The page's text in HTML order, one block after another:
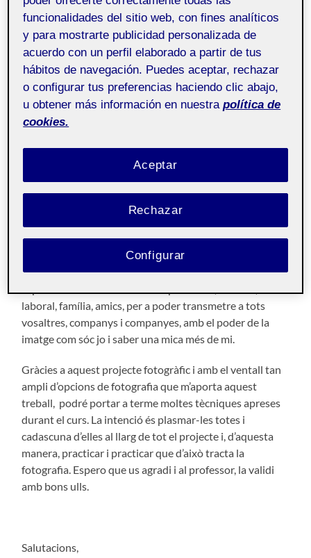
Taller de fotografia
aula 1
Pública
Bona tarda, companys/es
Després d’estar llegint diferents projectes, agafant idees
i, donant voltes dins del meu cap sobre com enfocar
fotogràfic, m’he decantat per escollir aquest tema. De
. Un projecte que de ben segur em portarà
enfeinat, però del que espero treure’n molt de
Aquest projecte anirà enfocat a la realització de 26
fotografies, concretament de laAa la
català, totes i cadascuna d’elles relacionades amb
laboral, família, amics, per a poder transmetre a tots
vosaltres, companys i companyes, amb el poder de la
imatge com sóc jo i saber una mica més de mi.
Gràcies a aquest projecte fotogràfic i amb el ventall tan
ampli d’opcions de fotografia que m’aporta aquest
treball, podré portar a terme moltes tècniques apreses
durant el curs. La intenció és plasmar-les totes i
cadascuna d’elles al llarg de tot el projecte i, d’aquesta
manera, practicar i practicar que d’això tracta la
fotografia. Espero que us agradi i al professor, la validi
amb bons ulls.
Salutacions,
funcionalidades del sitio web, con fines analíticos
y para mostrarte publicidad personalizada de
acuerdo con un perfil elaborado a partir de tus
hábitos de navegación. Puedes aceptar, rechazar
o configurar tus preferencias haciendo clic abajo,
u obtener más información en nuestra política de
cookies.
Rechazar
Aceptar
Configurar